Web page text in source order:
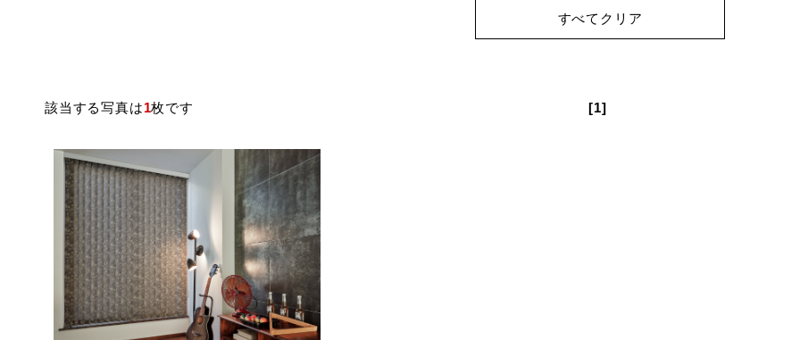
すべてクリア
該当する写真は1枚です [1]